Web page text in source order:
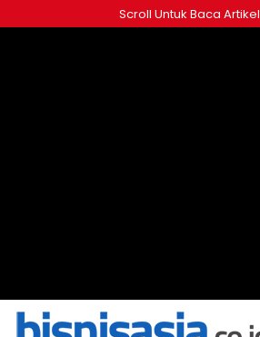
ke
Scroll Untuk Baca Artikel